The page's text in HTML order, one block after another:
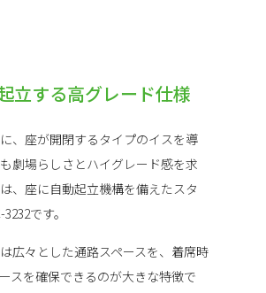
立する高グレード仕様
、座が開閉するタイプのイスを導
劇場らしさとハイグレード感を求
座に自動起立機構を備えたスタ
です。
広々とした通路スペースを、着席時
スを確保できるのが大きな特徴で